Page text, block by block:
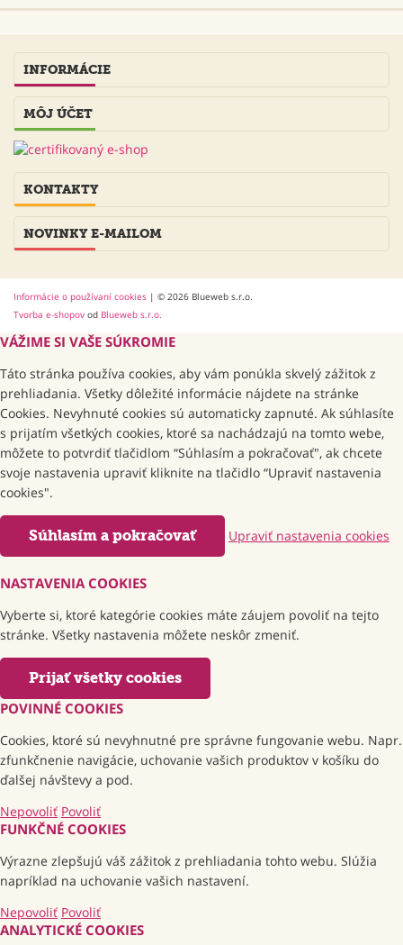
INFORMÁCIE
MÔJ ÚČET
KONTAKTY
NOVINKY E-MAILOM
Informácie o používaní cookies | © 2026 Blueweb s.r.o.
Tvorba e-shopov od Blueweb s.r.o.
VÁŽIME SI VAŠE SÚKROMIE
Táto stránka používa cookies, aby vám ponúkla skvelý zážitok z
prehliadania. Všetky dôležité informácie nájdete na stránke
Cookies. Nevyhnuté cookies sú automaticky zapnuté. Ak súhlasíte
s prijatím všetkých cookies, ktoré sa nachádzajú na tomto webe,
môžete to potvrdiť tlačidlom “Súhlasím a pokračovať", ak chcete
svoje nastavenia upraviť kliknite na tlačidlo “Upraviť nastavenia
cookies".
Súhlasím a pokračovať Upraviť nastavenia cookies
NASTAVENIA COOKIES
Vyberte si, ktoré kategórie cookies máte záujem povoliť na tejto
stránke. Všetky nastavenia môžete neskôr zmeniť.
Prijať všetky cookies
POVINNÉ COOKIES
Cookies, ktoré sú nevyhnutné pre správne fungovanie webu. Napr.
zfunkčnenie navigácie, uchovanie vašich produktov v košíku do
ďalšej návštevy a pod.
Nepovoliť Povoliť
FUNKČNÉ COOKIES
Výrazne zlepšujú váš zážitok z prehliadania tohto webu. Slúžia
napríklad na uchovanie vašich nastavení.
Nepovoliť Povoliť
ANALYTICKÉ COOKIES